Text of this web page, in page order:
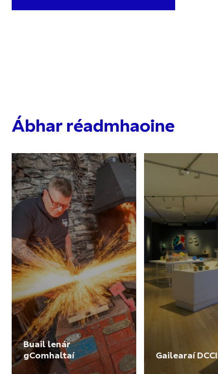
Ábhar réadmhaoine
Buail lenár
gComhaltaí
Gailearaí DCCI